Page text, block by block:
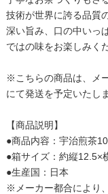
技術が世界に誇る品質
深い旨み、口の中いっ
ではの味をお楽しみく
※こちらの商品は、メ
にて発送を予定いたし
【商品説明】
●商品内容：宇治煎茶
●箱サイズ：約縦12.5×
●生産国：日本
※メーカー都合により